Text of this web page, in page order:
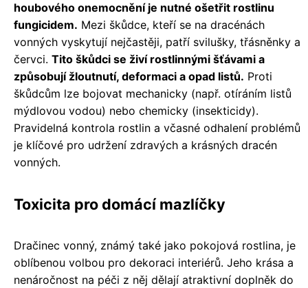
houbového onemocnění je nutné ošetřit rostlinu
fungicidem. Mezi škůdce, kteří se na dracénách
vonných vyskytují nejčastěji, patří svilušky, třásněnky a
červci. Tito škůdci se živí rostlinnými šťávami a
způsobují žloutnutí, deformaci a opad listů. Proti
škůdcům lze bojovat mechanicky (např. otíráním listů
mýdlovou vodou) nebo chemicky (insekticidy).
Pravidelná kontrola rostlin a včasné odhalení problémů
je klíčové pro udržení zdravých a krásných dracén
vonných.
Toxicita pro domácí mazlíčky
Dračinec vonný, známý také jako pokojová rostlina, je
oblíbenou volbou pro dekoraci interiérů. Jeho krása a
nenáročnost na péči z něj dělají atraktivní doplněk do